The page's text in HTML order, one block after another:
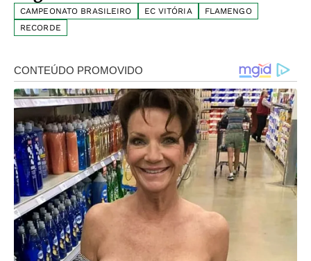
CAMPEONATO BRASILEIRO EC VITÓRIA
FLAMENGO
RECORDE